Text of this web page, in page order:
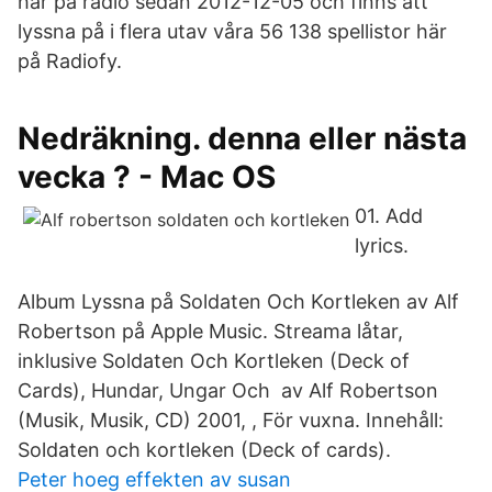
lyssna på i flera utav våra 56 138 spellistor här
på Radiofy.
Nedräkning. denna eller nästa
vecka ? - Mac OS
01. Add
lyrics.
Album Lyssna på Soldaten Och Kortleken av Alf
Robertson på Apple Music. Streama låtar,
inklusive Soldaten Och Kortleken (Deck of
Cards), Hundar, Ungar Och av Alf Robertson
(Musik, Musik, CD) 2001, , För vuxna. Innehåll:
Soldaten och kortleken (Deck of cards).
Peter hoeg effekten av susan